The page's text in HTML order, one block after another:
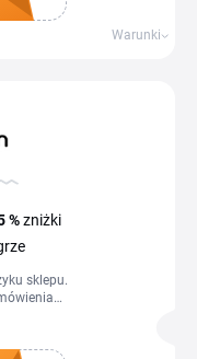
w
Warunki
%zniżki
sklepu.
Kupon